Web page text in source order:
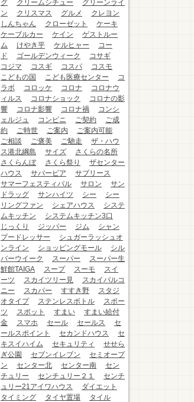
グ
クリームシチュー
グリーンライ
ン
クリスマス グルメ
クレヨン
しんちゃん
クローゼット
ケーキ
ケーブルカー
ケイン
ゲストルー
ム
けやき平 ケルヒャー
コー
ド
ゴールデンウィーク
コサギ
コジマ
コスギ コスパ
コスモ
こどもの国
こども医療センター
コ
ラボ
コロッケ コロナ
コロナウ
ィルス
コロナショック
コロナの影
響
コロナ影響 コロナ禍
コンシ
ェルジュ
コンビニ ご契約
ご成
約
ご時世 ご案内
ご案内可能
ご相談
ご褒美 ご馳走
ザ・ハウ
ス港北綱島
サイズ
さくらの名所
さくらんぼ
さくら祭り
ザセンター
ハウス
サバービア
サブリース
サマーフェスティバル
サロン
サン
ドラッグ
サンハイツ シー
シー
リングファン
シェアハウス
システ
ムキッチン
システムキッチン3口
じっくり
ジッパー ジム
シャン
プードレッサー
シュガーラッシュオ
ンライン
ショッピングモール
シル
バーウイーク
スーパー
スーパー生
鮮館TAIGA
スープ スーモ
スイ
ーツ
スカイツリー見
スカイバルコ
ニー
スカパー すすき野
スタジ
オタイプ
ステンレスボトル
スポー
ツ
スポット すまい
すまい給付
金
スマホ セール セールス
セ
ールスポイント
セカンドハウス
セ
キスイハイム
セキュリティ
せせら
ぎ公園
セブンイレブン
セミオープ
ン
センター北 センター南
セン
チュリー
センチュリー２１
センチ
ュリー21アイワハウス
ダイエット
タイミング
タイヤ置場
タイル